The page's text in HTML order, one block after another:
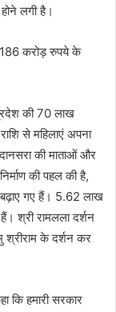
लगी है।
की 70 लाख
से महिलाएं अपना
की माताओं और
की पहल की है,
गए हैं। 5.62 लाख
श्री रामलला दर्शन
श्रीराम के दर्शन कर
कि हमारी सरकार